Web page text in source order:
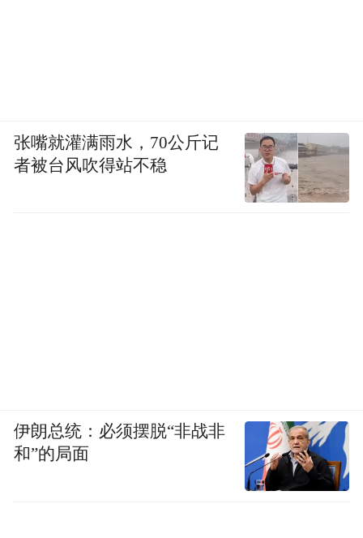
张嘴就灌满雨水，70公斤记
者被台风吹得站不稳
伊朗总统：必须摆脱“非战非
和”的局面